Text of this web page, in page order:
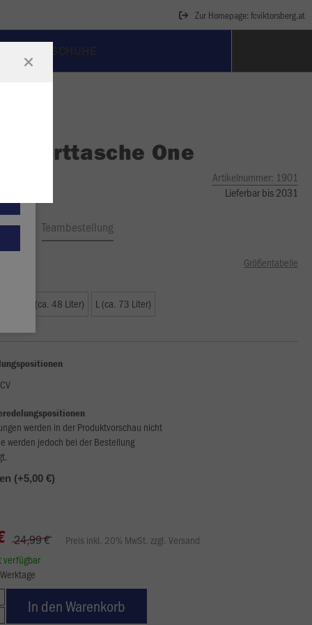
Zur Homepage: fcviktorsberg.at
Sporttasche One
Artikelnummer: 1901
Lieferbar bis 2031
Teambestellung
Größentabelle
M (ca. 48 Liter) L (ca. 73 Liter)
werden in der Produktvorschau nicht
werden jedoch bei der Bestellung
(+5,00 €)
24,99 €
Preis inkl. 20% MwSt. zzgl. Versand
verfügbar
In den Warenkorb